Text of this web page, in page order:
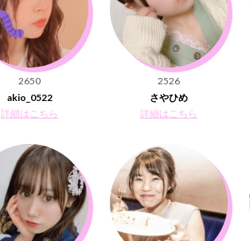
2650
akio_0522
詳細はこちら
2526
さやひめ
詳細はこちら